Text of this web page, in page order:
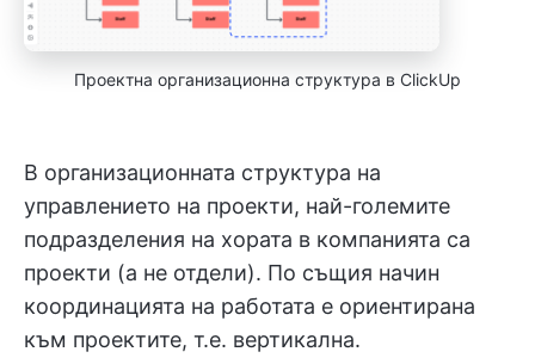
Проектна организационна структура в ClickUp
В организационната структура на
управлението на проекти, най-големите
подразделения на хората в компанията са
проекти (а не отдели). По същия начин
координацията на работата е ориентирана
към проектите, т.е. вертикална.